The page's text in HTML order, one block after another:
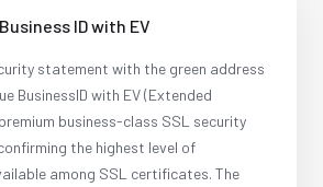
ID with EV
statement with the green address
BusinessID with EV (Extended
business-class SSL security
the highest level of
among SSL certificates. The